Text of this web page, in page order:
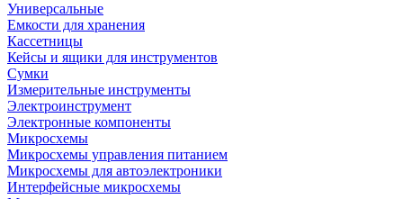
Универсальные
Емкости для хранения
Кассетницы
Кейсы и ящики для инструментов
Сумки
Измерительные инструменты
Электроинструмент
Электронные компоненты
Микросхемы
Микросхемы управления питанием
Микросхемы для автоэлектроники
Интерфейсные микросхемы